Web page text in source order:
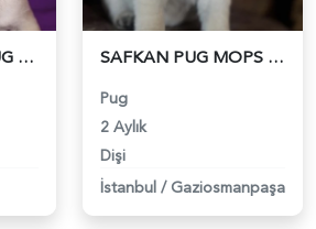
IRK GARANTİLİ PUG YAVRULARI - 5621 SAFKAN PUG MOPS BEBEKLERİMİZ - 5613
Pug
2 Aylık
Dişi
İstanbul / Gaziosmanpaşa